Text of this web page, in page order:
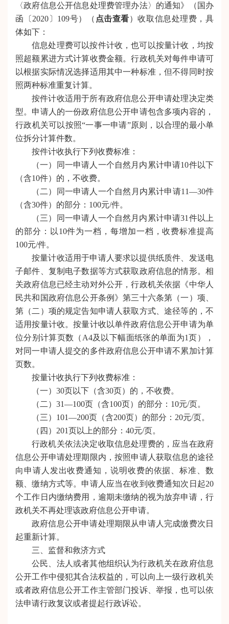
〈政府信息公开信息处理费管理办法〉的通知》（国办
函〔2020〕109号）（ 点击查看）收取信息处理费，具
体如下：
信息处理费可以按件计收，也可以按量计收，均按
照超额累进方式计算收费金额。行政机关对每件申请可
以根据实际情况选择适用其中一种标准，但不得同时按
照两种标准重复计算。
按件计收适用于所有政府信息公开申请处理决定类
型。申请人的一份政府信息公开申请包含多项内容的，
行政机关可以按照“一事一申请”原则，以合理的最小单
位拆分计算件数。
按件计收执行下列收费标准：
（一）同一申请人一个自然月内累计申请10件以下
（含10件）的，不收费。
（二）同一申请人一个自然月内累计申请11—30件
（含30件）的部分：100元/件。
（三）同一申请人一个自然月内累计申请31件以上
的部分：以10件为一档，每增加一档，收费标准提高
100元/件。
按量计收适用于申请人要求以提供纸质件、发送电
子邮件、复制电子数据等方式获取政府信息的情形。相
关政府信息已经主动对外公开，行政机关依据《中华人
民共和国政府信息公开条例》第三十六条第（一）项、
第（二）项的规定告知申请人获取方式、途径等的，不
适用按量计收。按量计收以单件政府信息公开申请为单
位分别计算页数（A4及以下幅面纸张的单面为1页），
对同一申请人提交的多件政府信息公开申请不累加计算
页数。
按量计收执行下列收费标准：
（一）30页以下（含30页）的，不收费。
（二）31—100页（含100页）的部分：10元/页。
（三）101—200页（含200页）的部分：20元/页。
（四）201页以上的部分：40元/页。
行政机关依法决定收取信息处理费的，应当在政府
信息公开申请处理期限内，按照申请人获取信息的途径
向申请人发出收费通知，说明收费的依据、标准、数
额、缴纳方式等。申请人应当在收到收费通知次日起20
个工作日内缴纳费用，逾期未缴纳的视为放弃申请，行
政机关不再处理该政府信息公开申请。
政府信息公开申请处理期限从申请人完成缴费次日
起重新计算。
三、监督和救济方式
公民、法人或者其他组织认为行政机关在政府信息
公开工作中侵犯其合法权益的，可以向上一级行政机关
或者政府信息公开工作主管部门投诉、举报，也可以依
法申请行政复议或者提起行政诉讼。